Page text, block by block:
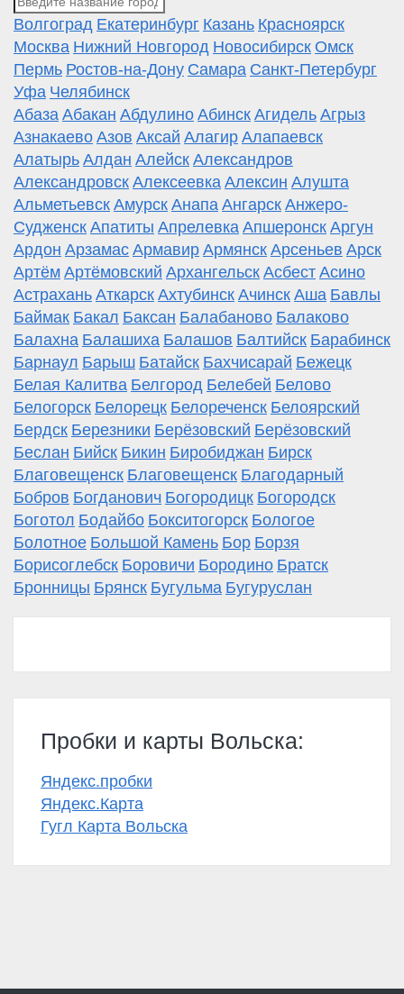
Волгоград Екатеринбург Казань Красноярск
Москва Нижний Новгород Новосибирск Омск
Пермь Ростов-на-Дону Самара Санкт-Петербург
Уфа Челябинск
Абаза Абакан Абдулино Абинск Агидель Агрыз
Азнакаево Азов Аксай Алагир Алапаевск
Алатырь Алдан Алейск Александров
Александровск Алексеевка Алексин Алушта
Альметьевск Амурск Анапа Ангарск Анжеро-
Судженск Апатиты Апрелевка Апшеронск Аргун
Ардон Арзамас Армавир Армянск Арсеньев Арск
Артём Артёмовский Архангельск Асбест Асино
Астрахань Аткарск Ахтубинск Ачинск Аша Бавлы
Баймак Бакал Баксан Балабаново Балаково
Балахна Балашиха Балашов Балтийск Барабинск
Барнаул Барыш Батайск Бахчисарай Бежецк
Белая Калитва Белгород Белебей Белово
Белогорск Белорецк Белореченск Белоярский
Бердск Березники Берёзовский Берёзовский
Беслан Бийск Бикин Биробиджан Бирск
Благовещенск Благовещенск Благодарный
Бобров Богданович Богородицк Богородск
Боготол Бодайбо Бокситогорск Бологое
Болотное Большой Камень Бор Борзя
Борисоглебск Боровичи Бородино Братск
Бронницы Брянск Бугульма Бугуруслан
Пробки и карты Вольска:
Яндекс.пробки
Яндекс.Карта
Гугл Карта Вольска